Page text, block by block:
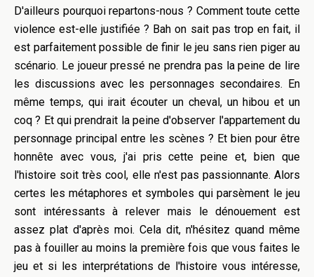
D'ailleurs pourquoi repartons-nous ? Comment toute cette
violence est-elle justifiée ? Bah on sait pas trop en fait, il
est parfaitement possible de finir le jeu sans rien piger au
scénario. Le joueur pressé ne prendra pas la peine de lire
les discussions avec les personnages secondaires. En
même temps, qui irait écouter un cheval, un hibou et un
coq ? Et qui prendrait la peine d'observer l'appartement du
personnage principal entre les scènes ? Et bien pour être
honnête avec vous, j'ai pris cette peine et, bien que
l'histoire soit très cool, elle n'est pas passionnante. Alors
certes les métaphores et symboles qui parsèment le jeu
sont intéressants à relever mais le dénouement est
assez plat d'après moi. Cela dit, n'hésitez quand même
pas à fouiller au moins la première fois que vous faites le
jeu et si les interprétations de l'histoire vous intéresse,